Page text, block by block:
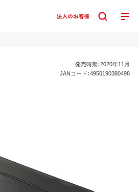
発売時期：2020年11月
JANコード：4950190380498